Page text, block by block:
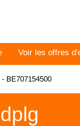
Voir les offres
BE707154500